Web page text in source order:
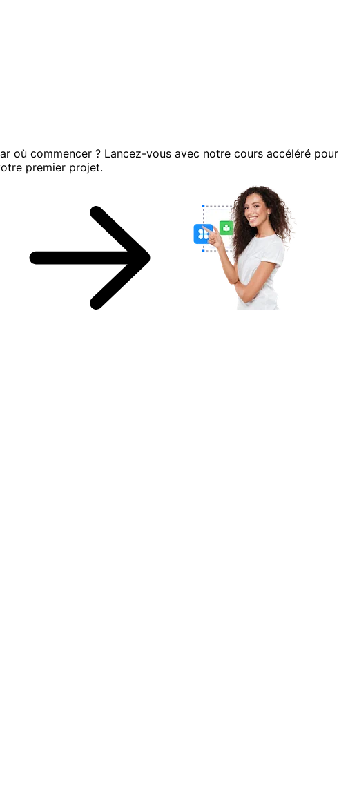
où commencer ? Lancez-vous avec notre cours accéléré pour
premier projet.